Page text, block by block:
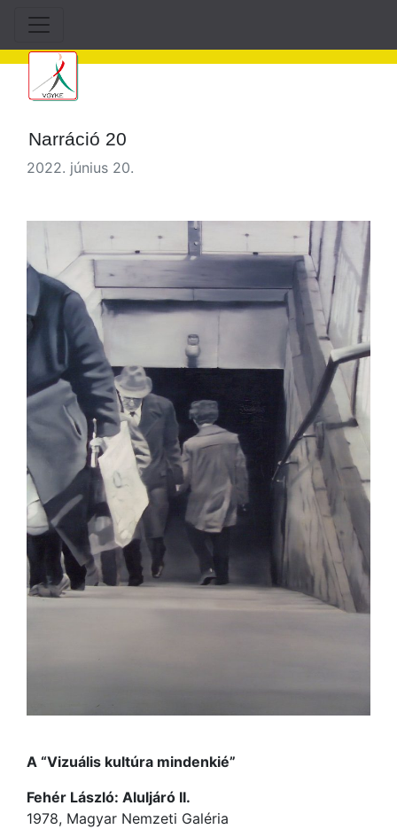
Narráció 20
2022. június 20.
A “Vizuális kultúra mindenkié”
Fehér László: Aluljáró II.
1978, Magyar Nemzeti Galéria